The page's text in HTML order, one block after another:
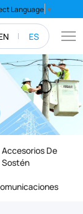
ES
Language ▼
Accesorios De
Sostén